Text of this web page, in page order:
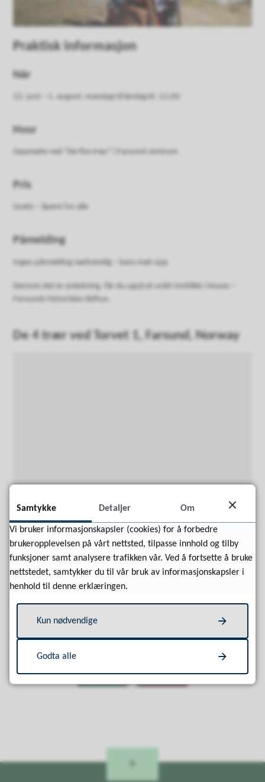
Praktisk informasjon
Når
22. juni – 1. august, mandag til lørdag kl. 12.00
Hvor
Oppmøte ved "De fire trær" i Farsund sentrum
Pris
Gratis – åpent for alle
Påmelding
Ingen påmelding nødvendig – bare møt opp
Dersom det er anledning, får du også et unikt innblikk i Husan –
De 4 trær ved Torvet 1, Farsund, Norway
Fant du det du lette etter?
Ja Nei
Samtykke Detaljer Om
Vi bruker informasjonskapsler (cookies) for å forbedre
brukeropplevelsen på vårt nettsted, tilpasse innhold og tilby
funksjoner samt analysere trafikken vår. Ved å fortsette å bruke
nettstedet, samtykker du til vår bruk av informasjonskapsler i
henhold til denne erklæringen.
Kun nødvendige
Godta alle